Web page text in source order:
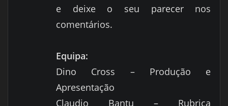
e deixe o seu parecer nos
comentários.
Equipa:
Dino Cross – Produção e
Apresentação
Claudio Bantu – Rubrica